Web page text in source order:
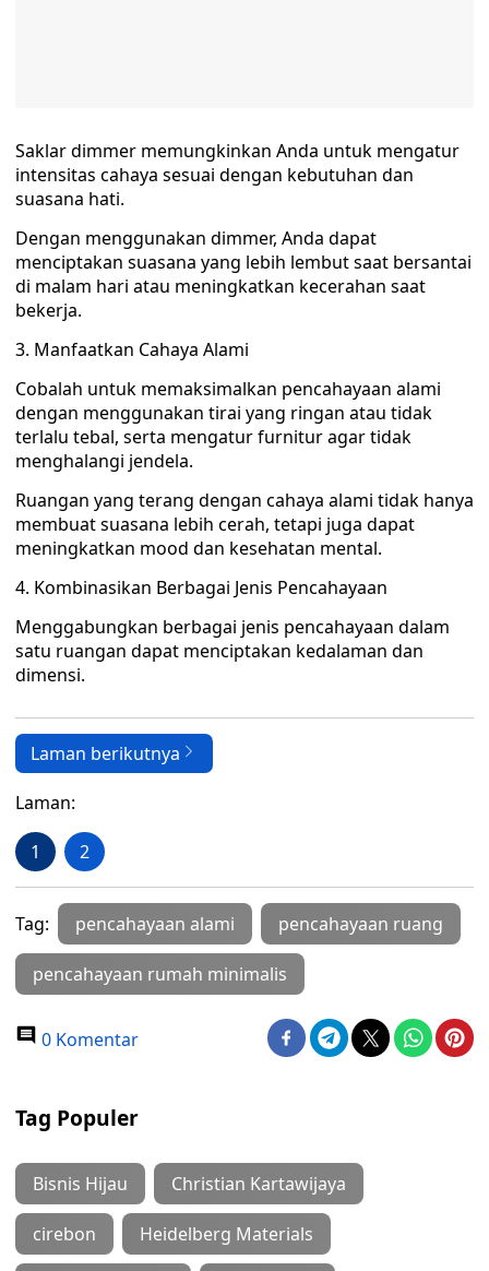
Saklar dimmer memungkinkan Anda untuk mengatur
intensitas cahaya sesuai dengan kebutuhan dan
suasana hati.
Dengan menggunakan dimmer, Anda dapat
menciptakan suasana yang lebih lembut saat bersantai
di malam hari atau meningkatkan kecerahan saat
bekerja.
3. Manfaatkan Cahaya Alami
Cobalah untuk memaksimalkan pencahayaan alami
dengan menggunakan tirai yang ringan atau tidak
terlalu tebal, serta mengatur furnitur agar tidak
menghalangi jendela.
Ruangan yang terang dengan cahaya alami tidak hanya
membuat suasana lebih cerah, tetapi juga dapat
meningkatkan mood dan kesehatan mental.
4. Kombinasikan Berbagai Jenis Pencahayaan
Menggabungkan berbagai jenis pencahayaan dalam
satu ruangan dapat menciptakan kedalaman dan
dimensi.
Laman berikutnya
Laman:
1 2
Tag: pencahayaan alami pencahayaan ruang
pencahayaan rumah minimalis
0 Komentar
Tag Populer
Bisnis Hijau Christian Kartawijaya
cirebon Heidelberg Materials